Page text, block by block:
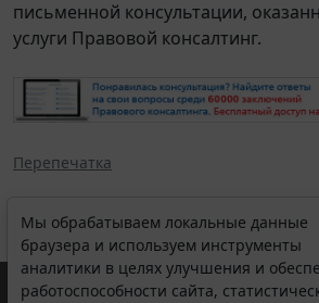
письменной консультации,
услуги Правовой консалтинг.
Перепечатка
Мы обрабатываем локальные данные
браузера и используем инструменты
аналитики в целях улучшения и
работоспособности сайта,